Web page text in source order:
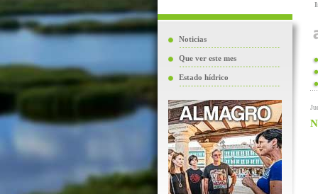
Noticias
Que ver este mes
Estado hídrico